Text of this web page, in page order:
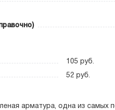
105 руб.
52 руб.
арматура, одна из самых